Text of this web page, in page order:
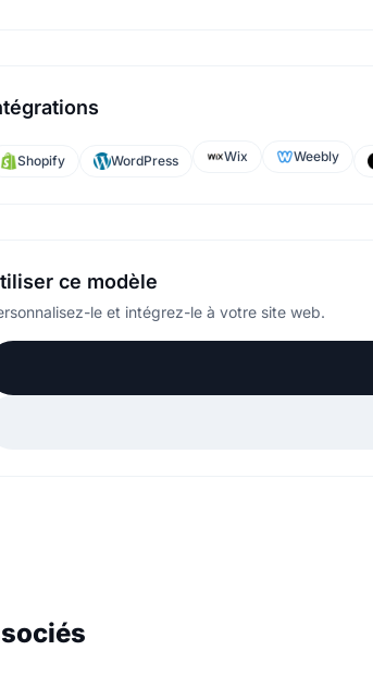
Shopify WordPress Wix Weebly
ce modèle
le et intégrez-le à votre site web.